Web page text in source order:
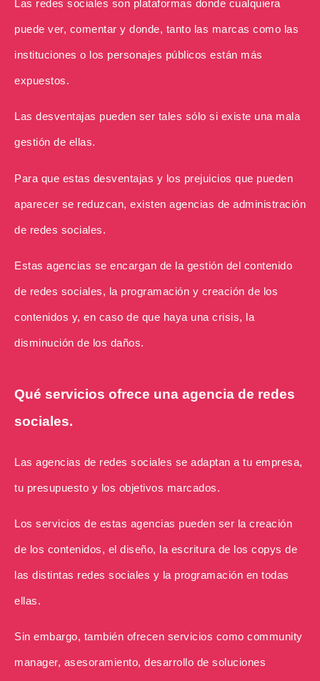
Las redes sociales son plataformas donde cualquiera
puede ver, comentar y donde, tanto las marcas como las
instituciones o los personajes públicos están más
expuestos.
Las desventajas pueden ser tales sólo si existe una mala
gestión de ellas.
Para que estas desventajas y los prejuicios que pueden
aparecer se reduzcan, existen agencias de administración
de redes sociales.
Estas agencias se encargan de la gestión del contenido
de redes sociales, la programación y creación de los
contenidos y, en caso de que haya una crisis, la
disminución de los daños.
Qué servicios ofrece una agencia de redes
sociales.
Las agencias de redes sociales se adaptan a tu empresa,
tu presupuesto y los objetivos marcados.
Los servicios de estas agencias pueden ser la creación
de los contenidos, el diseño, la escritura de los copys de
las distintas redes sociales y la programación en todas
ellas.
Sin embargo, también ofrecen servicios como community
manager, asesoramiento, desarrollo de soluciones